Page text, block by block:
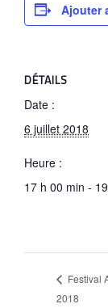
Ajouter
DÉTAILS
Date :
6 juillet 2018
Heure :
17 h 00 min -
Festival
2018